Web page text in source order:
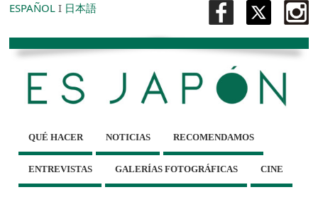
ESPAÑOL I 日本語
QUÉ HACER NOTICIAS RECOMENDAMOS
ENTREVISTAS GALERÍAS FOTOGRÁFICAS CINE